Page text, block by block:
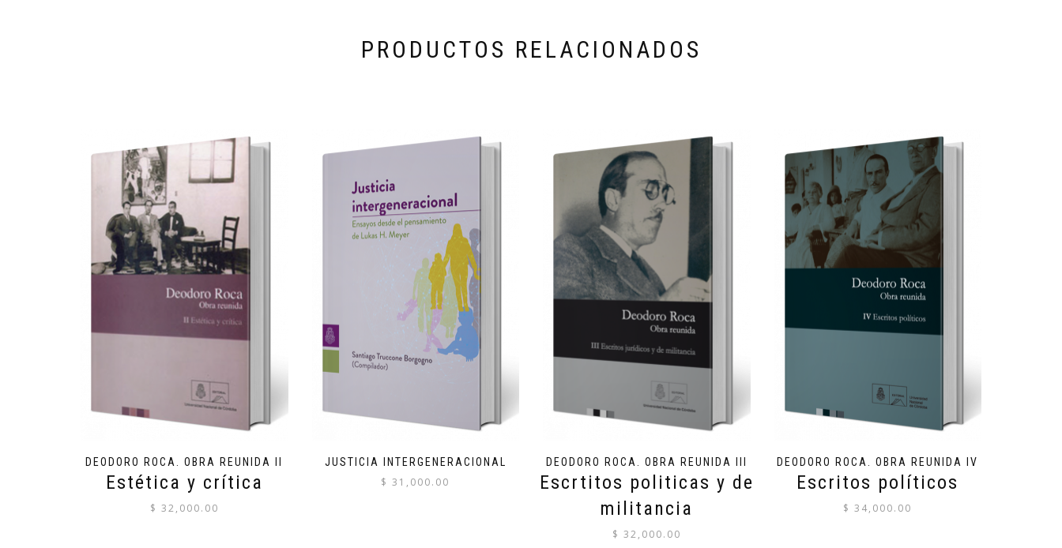
PRODUCTOS RELACIONADOS
DEODORO ROCA. OBRA REUNIDA II
Estética y crítica
$ 32,000.00
JUSTICIA INTERGENERACIONAL
$ 31,000.00
DEODORO ROCA. OBRA REUNIDA III
Escrtitos politicas y de
militancia
$ 32,000.00
DEODORO ROCA. OBRA REUNIDA IV
Escritos políticos
$ 34,000.00